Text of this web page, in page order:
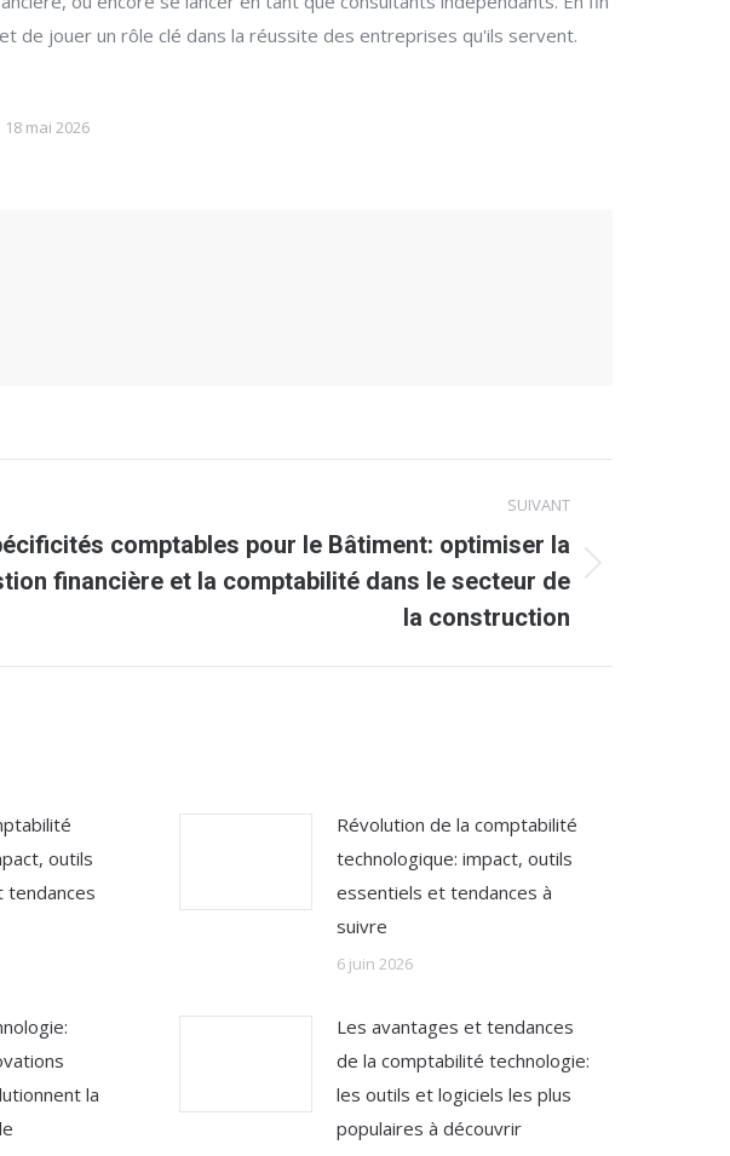
de jouer un rôle clé dans la réussite des entreprises qu'ils servent.
18 mai 2026
SUIVANT
comptables pour le Bâtiment: optimiser la
financière et la comptabilité dans le secteur de
la construction
outils
tendances
Révolution de la comptabilité
technologique: impact, outils
essentiels et tendances à
suivre
6 juin 2026
la
Les avantages et tendances
de la comptabilité technologie:
les outils et logiciels les plus
populaires à découvrir